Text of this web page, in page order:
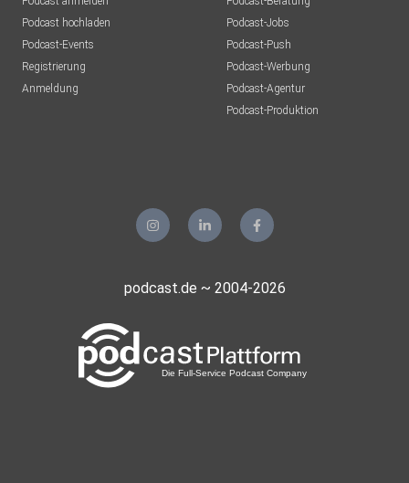
Podcast hochladen
Podcast-Events
Registrierung
Anmeldung
Podcast-Jobs
Podcast-Push
Podcast-Werbung
Podcast-Agentur
Podcast-Produktion
podcast.de ~ 2004-2026